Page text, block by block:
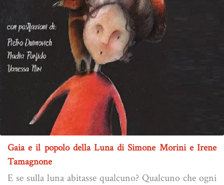
Gaia e il popolo della Luna di Simone Morini e Irene
Tamagnone
E se sulla luna abitasse qualcuno? Qualcuno che ogni